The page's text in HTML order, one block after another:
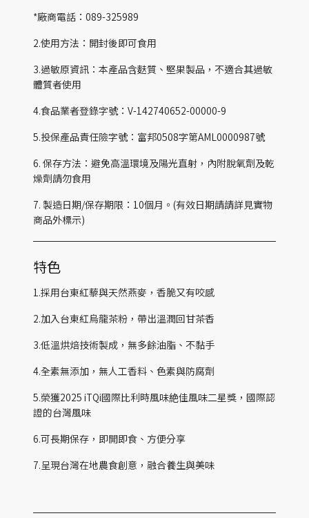
*廠商電話：089-325989
2.使用方法：開封後即可食用
3.過敏原資訊：本產品含麩質、堅果製品，不適合其過敏
體質者使用
4.食品業者登錄字號：V-142740652-00000-9
5.投保產品責任險字號：富邦0508字第AML0000987號
6. 保存方法：避免高溫環境及陽光直射，內附脫氧劑及乾
燥劑請勿食用
7. 製造日期/保存期限：10個月。(有效日期請請詳見實物
商品外標示)
特色
1.採用台東紅藜與天然燕麥，香脆又有咬感
2.加入台東紅烏龍茶粉，帶出溫潤回甘茶香
3.低溫烘焙技術製成，無多餘油脂、不黏手
4.全素無添加，無人工香料、色素與防腐劑
5.榮獲2025 iTQi國際比利時風味絶佳風味二星獎，國際認
證的台灣風味
6.可長期保存，即開即食、方便分享
7.呈現台灣在地農食創意，融合養生與美味